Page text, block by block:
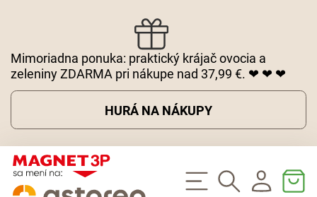
Mimoriadna ponuka: praktický krájač ovocia a
zeleniny ZDARMA pri nákupe nad 37,99 €. ❤ ❤ ❤
HURÁ NA NÁKUPY